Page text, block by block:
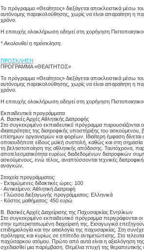
Το πρόγραμμα «Θεαίτητος» διεξάγεται αποκλειστικά μέσω
αυτόνομης παρακολούθησης, χωρίς να είναι απαραίτητη η
χρόνο.
Η επιτυχής ολοκλήρωση οδηγεί στη χορήγηση
* Ακολουθεί η πρόσκληση.
ΠΡΟΣΚΛΗΣΗ
ΠΡΟΓΡΑΜΜΑ «ΘΕΑΙΤΗΤΟΣ»
Το πρόγραμμα «Θεαίτητος» διεξάγεται αποκλειστικά μέσω
αυτόνομης παρακολούθησης, χωρίς να είναι απαραίτητη η
χρόνο.
Η επιτυχής ολοκλήρωση οδηγεί στη χορήγηση
Εκπαιδευτικά προγράμματα
Α. Βασικές Αρχές Αθλητικής Διατροφής
Στο συγκεκριμένο εκπαιδευτικό πρόγραμμα παρουσιάζονται
ιδιαιτερότητες της διατροφικής υποστήριξης του
επίσημων οργανισμών και φορέων. Ιδιαίτερη έμφαση
οποιουδήποτε είδους μυϊκή συστολή, καθώς και στη σημασία
τη βελτιστοποίηση της αθλητικής απόδοσης. Ταυτόχρονα,
αποτελεσματικότητα ευρέως διαδεδομένων διατροφικών
ασκούμενους, ενώ τέλος, αναπτύσσονται τεχνικές
αναγκών.
Στοιχεία προγράμματος:
- Εκτιμώμενες διδακτικές ώρες: 100
- Αντικείμενο: Αθλητική Διατροφή
- Γλώσσα διεξαγωγής προγράμματος: Ελληνικά
- Κόστος μαθήματος: 450 ευρώ
Β. Βασικές Αρχές Διαχείρισης της Παχυσαρκίας Ενηλίκων
Στο συγκεκριμένο εκπαιδευτικό πρόγραμμα περιγράφονται
στην εμπεριστατωμένη διαχείρισή της. Εισαγωγικά
επιδημιολογία και την αιτιολογία της παχυσαρκίας. Στη
πρόληψης και κυρίως σε επίπεδο αντιμετώπισης. Στο
παχύσαρκου ατόμου. Πρώτο από αυτά είναι η αξιολόγηση
σχεδιασθεί μια παρέμβαση. Θεμέλια πτυχή της θεραπευτικής